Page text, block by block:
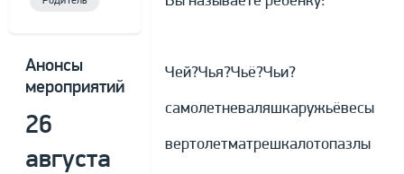
Анонсы
мероприятий
26
августа
Чей?Чья?Чьё?Чьи?
самолетневаляшкаружьёвесы
вертолетматрешкалотопазлы